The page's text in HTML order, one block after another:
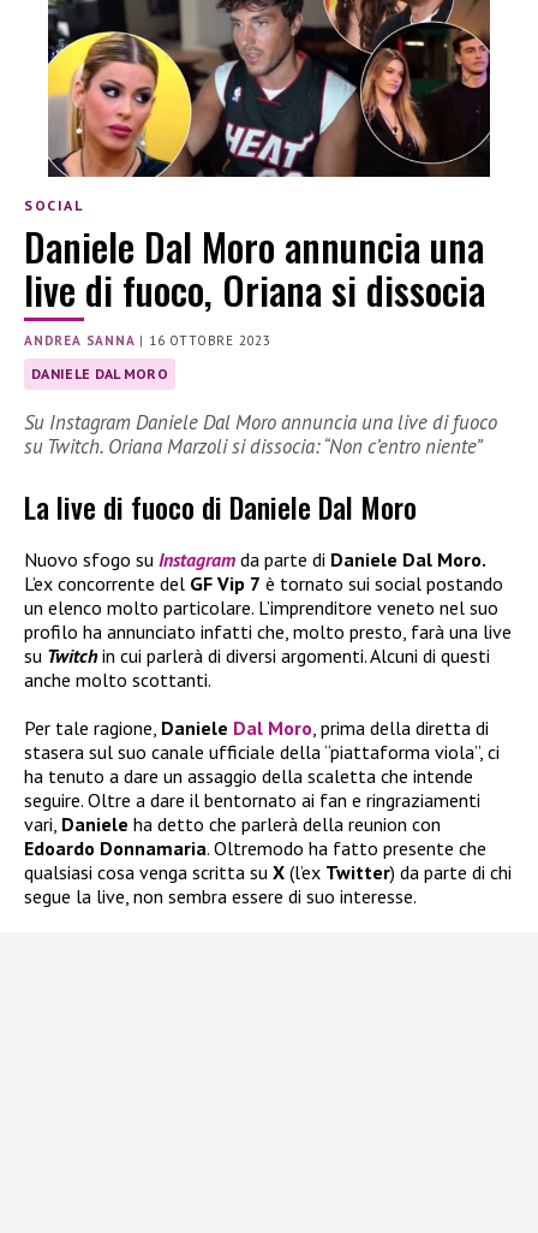
SOCIAL
Daniele Dal Moro annuncia una
live di fuoco, Oriana si dissocia
ANDREA SANNA | 16 OTTOBRE 2023
DANIELE DAL MORO
Su Instagram Daniele Dal Moro annuncia una live di fuoco
su Twitch. Oriana Marzoli si dissocia: “Non c’entro niente”
La live di fuoco di Daniele Dal Moro
Nuovo sfogo su Instagram da parte di Daniele Dal Moro.
L’ex concorrente del GF Vip 7 è tornato sui social postando
un elenco molto particolare. L’imprenditore veneto nel suo
profilo ha annunciato infatti che, molto presto, farà una live
su Twitchin cui parlerà di diversi argomenti. Alcuni di questi
anche molto scottanti.
Per tale ragione, Daniele Dal Moro, prima della diretta di
stasera sul suo canale ufficiale della “piattaforma viola”, ci
ha tenuto a dare un assaggio della scaletta che intende
seguire. Oltre a dare il bentornato ai fan e ringraziamenti
vari, Daniele ha detto che parlerà della reunion con
Edoardo Donnamaria. Oltremodo ha fatto presente che
qualsiasi cosa venga scritta su X (l’ex Twitter) da parte di chi
segue la live, non sembra essere di suo interesse.